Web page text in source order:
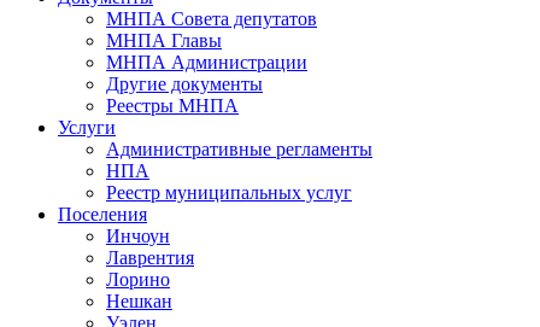
МНПА Совета депутатов
МНПА Главы
МНПА Администрации
Другие документы
Реестры МНПА
Услуги
Административные регламенты
НПА
Реестр муниципальных услуг
Поселения
Инчоун
Лаврентия
Лорино
Нешкан
Уэлен